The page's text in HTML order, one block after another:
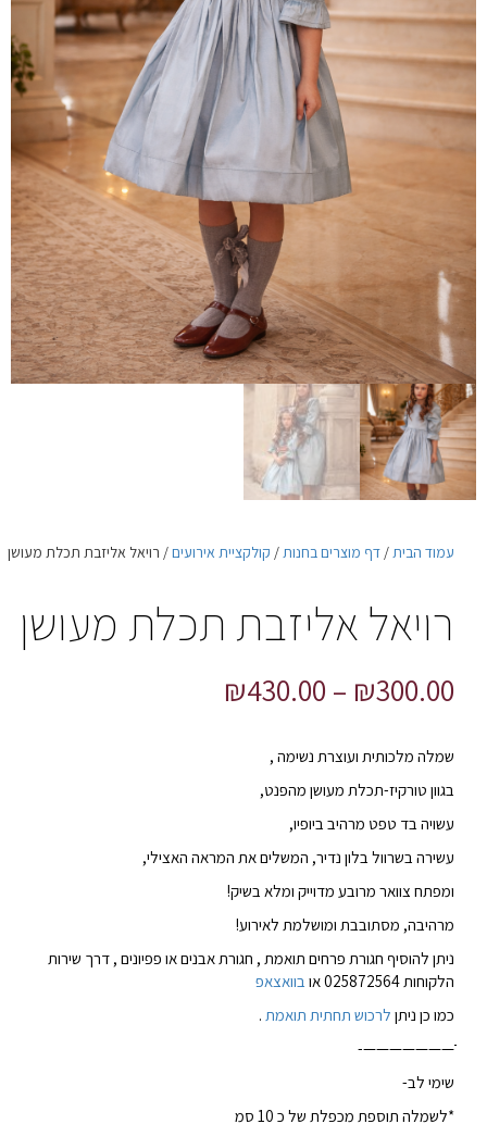
עמוד הבית / דף מוצרים בחנות / קולקציית אירועים/ רויאל אליזבת תכלת מעושן
רויאל אליזבת תכלת מעושן
₪300.00
–
₪430.00
שמלה מלכותית ועוצרת נשימה ,
בגוון טורקיז-תכלת מעושן מהפנט,
עשויה בד טפט מרהיב ביופיו,
עשירה בשרוול בלון נדיר, המשלים את המראה האצילי,
ומפתח צוואר מרובע מדוייק ומלא בשיק!
מרהיבה, מסתובבת ומושלמת לאירוע!
ניתן להוסיף חגורת פרחים תואמת , חגורת אבנים או פפיונים , דרך שירות
הלקוחות 025872564 או
בוואצאפ
כמו כן ניתן לרכוש תחתית תואמת .
ֹֹֹֹֹֹֹֹֹֹֹֹֹֹֹֹֹֹֹֹֹֹֹֹֹֹֹֹֹֹֹֹֹֹֹֹֹֹֹֹֹֹֹֹֹֹֹֹֹֹֹ———————-
שימי לב-
*לשמלה תוספת מכפלת של כ 10 סמ